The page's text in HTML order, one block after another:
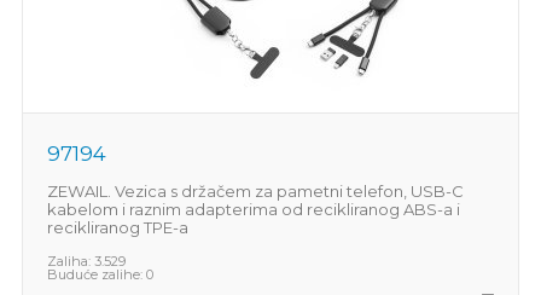
97194
ZEWAIL. Vezica s držačem za pametni telefon, USB-C
kabelom i raznim adapterima od recikliranog ABS-a i
recikliranog TPE-a
Zaliha: 3.529
Buduće zalihe: 0